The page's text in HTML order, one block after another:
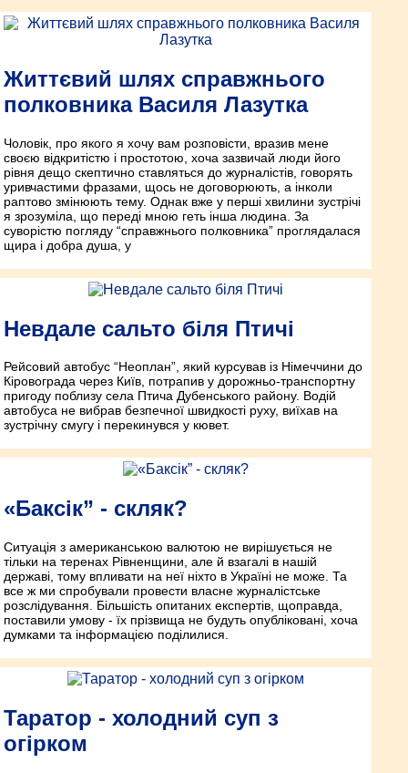
Життєвий шлях справжнього
полковника Василя Лазутка
Чоловік, про якого я хочу вам розповісти, вразив мене
своєю відкритістю і простотою, хоча зазвичай люди його
рівня дещо скептично ставляться до журналістів, говорять
уривчастими фразами, щось не договорюють, а інколи
раптово змінюють тему. Однак вже у перші хвилини зустрічі
я зрозуміла, що переді мною геть інша людина. За
суворістю погляду “справжнього полковника” проглядалася
щира і добра душа, у
Невдале сальто біля Птичі
Рейсовий автобус “Неоплан”, який курсував із Німеччини до
Кіровограда через Київ, потрапив у дорожньо-транспортну
пригоду поблизу села Птича Дубенського району. Водій
автобуса не вибрав безпечної швидкості руху, виїхав на
зустрічну смугу і перекинувся у кювет.
«Баксік” - скляк?
Ситуація з американською валютою не вирішується не
тільки на теренах Рівненщини, але й взагалі в нашій
державі, тому впливати на неї ніхто в Україні не може. Та
все ж ми спробували провести власне журналістське
розслідування. Більшість опитаних експертів, щоправда,
поставили умову - їх прізвища не будуть опубліковані, хоча
думками та інформацією поділилися.
Таратор - холодний суп з
огірком